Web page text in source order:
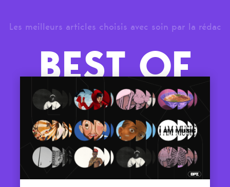
Les meilleurs articles choisis avec soin par la rédac
BEST OF